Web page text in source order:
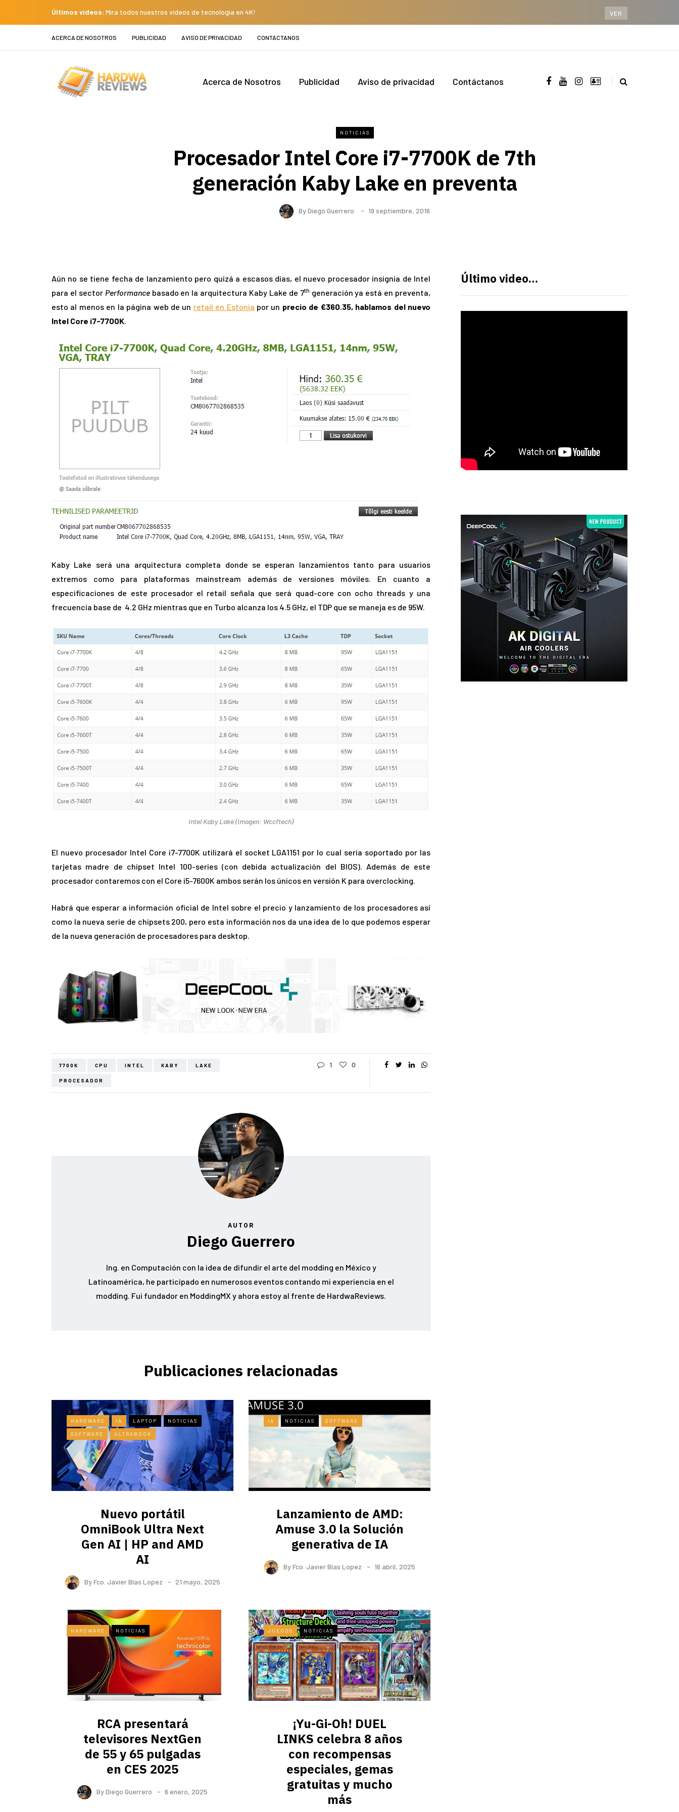
Últimos videos: Mira todos nuestros videos de tecnología en 4K! VER
ACERCA DE NOSOTROS PUBLICIDAD AVISO DE PRIVACIDAD CONTÁCTANOS
Acerca de Nosotros Publicidad Aviso de privacidad Contáctanos
NOTICIAS
Procesador Intel Core i7-7700K de 7th
generación Kaby Lake en preventa
ByDiego Guerrero 19 septiembre, 2016
Aún no se tiene fecha de lanzamiento pero quizá a escasos días, el nuevo procesador insignia de Intel
para el sector Performancebasado en la arquitectura Kaby Lake de 7th generación ya está en preventa,
esto al menos en la página web de un retail en Estonia por un precio de €360.35, hablamos del nuevo
Intel Core i7-7700K.
Kaby Lake será una arquitectura completa donde se esperan lanzamientos tanto para usuarios
extremos como para plataformas mainstream además de versiones móviles. En cuanto a
especificaciones de este procesador el retail señala que será quad-core con ocho threads y una
frecuencia base de 4.2 GHz mientras que en Turbo alcanza los 4.5 GHz, el TDP que se maneja es de 95W.
Intel Kaby Lake (Imagen: Wccftech)
El nuevo procesador Intel Core i7-7700K utilizará el socket LGA1151 por lo cual sería soportado por las
tarjetas madre de chipset Intel 100-series (con debida actualización del BIOS). Además de este
procesador contaremos con el Core i5-7600K ambos serán los únicos en versión K para overclocking.
Habrá que esperar a información oficial de Intel sobre el precio y lanzamiento de los procesadores así
como la nueva serie de chipsets 200, pero esta información nos da una idea de lo que podemos esperar
de la nueva generación de procesadores para desktop.
7700K CPU INTEL KABY LAKE
PROCESADOR
1 0
AUTOR
Diego Guerrero
Ing. en Computación con la idea de difundir el arte del modding en México y
Latinoamérica, he participado en numerosos eventos contando mi experiencia en el
modding. Fui fundador en ModdingMX y ahora estoy al frente de HardwaReviews.
Publicaciones relacionadas
HARDWARE IA LAPTOP NOTICIAS
SOFTWARE ULTRABOOK
Nuevo portátil
OmniBook Ultra ​Next
Gen AI | HP and AMD
AI
ByFco. Javier Blas Lopez 21 mayo, 2025
IA NOTICIAS SOFTWARE
Lanzamiento de AMD:
Amuse 3.0 la Solución
generativa de IA
ByFco. Javier Blas Lopez 16 abril, 2025
HARDWARE NOTICIAS
RCA presentará
televisores NextGen
de 55 y 65 pulgadas
en CES 2025
ByDiego Guerrero 6 enero, 2025
JUEGOS NOTICIAS
¡Yu-Gi-Oh! DUEL
LINKS celebra 8 años
con recompensas
especiales, gemas
gratuitas y mucho
más
Último video…